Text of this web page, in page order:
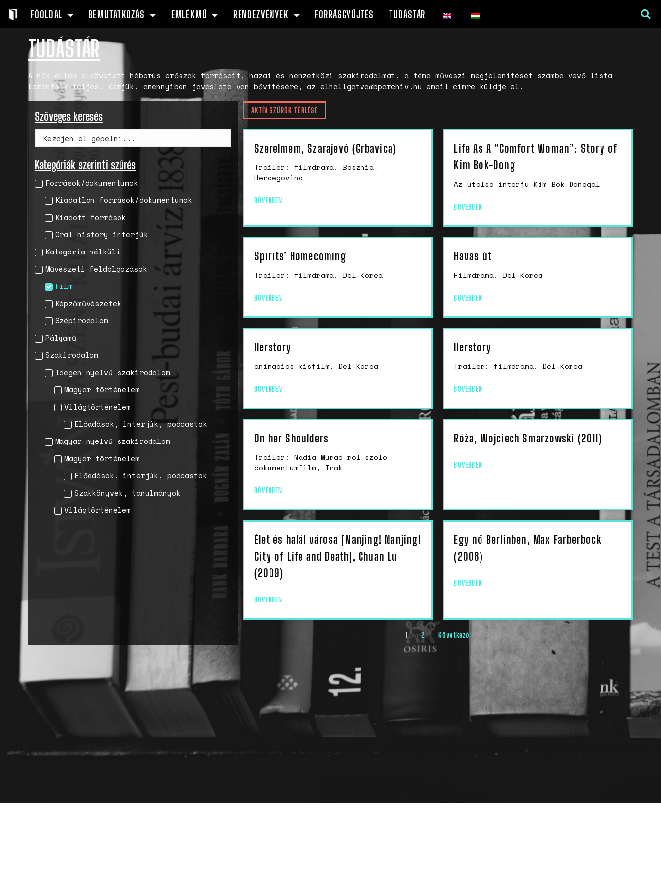
Gewalt als Kriegswaffe
Stories
születésszabályozási
rendszerre
FŐOLDAL BEMUTATKOZÁS EMLÉKMŰ RENDEZVÉNYEK FORRÁSGYŰJTÉS TUDÁSTÁR
TUDÁSTÁR
A nők ellen elkövetett háborús erőszak forrásait, hazai és nemzetközi szakirodalmát, a téma művészi megjelenítését számba vevő lista
korántsem teljes. Kérjük, amennyiben javaslata van bővítésére, az elhallgatva@bparchiv.hu email címre küldje el.
Szöveges keresés
Kategóriák szerinti szűrés
Források/dokumentumok
Kiadatlan források/dokumentumok
Kiadott források
Oral history interjúk
Kategória nélküli
Művészeti feldolgozások
Film
Képzőművészetek
Szépirodalom
Pályamű
Szakirodalom
Idegen nyelvű szakirodalom
Magyar történelem
Világtörténelem
Előadások, interjúk, podcastok
Magyar nyelvű szakirodalom
Magyar történelem
Előadások, interjúk, podcastok
Szakkönyvek, tanulmányok
Világtörténelem
AKTÍV SZŰRŐK TÖRLÉSE
Szerelmem, Szarajevó (Grbavica)
Trailer: filmdráma, Bosznia-
Hercegovina
BŐVEBBEN
Life As A “Comfort Woman”: Story of
Kim Bok-Dong
Az utolsó interjú Kim Bok-Donggal
BŐVEBBEN
Spirits’ Homecoming
Trailer: filmdráma, Dél-Korea
BŐVEBBEN
Havas út
Filmdráma, Dél-Korea
BŐVEBBEN
Herstory
animációs kisfilm, Dél-Korea
BŐVEBBEN
Herstory
Trailer: filmdráma, Dél-Korea
BŐVEBBEN
On her Shoulders
Trailer: Nadia Murad-ról szóló
dokumentumfilm, Irak
BŐVEBBEN
Róża, Wojciech Smarzowski (2011)
BŐVEBBEN
Élet és halál városa [Nanjing! Nanjing!
City of Life and Death], Chuan Lu
(2009)
BŐVEBBEN
Egy nő Berlinben, Max Färberböck
(2008)
BŐVEBBEN
1 2 Következő